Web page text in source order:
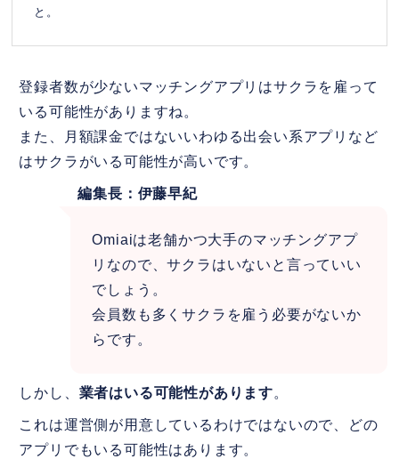
と。
登録者数が少ないマッチングアプリはサクラを雇って
いる可能性がありますね。
また、月額課金ではないいわゆる出会い系アプリなど
はサクラがいる可能性が高いです。
編集長：伊藤早紀
Omiaiは老舗かつ大手のマッチングアプ
リなので、サクラはいないと言っていい
でしょう。
会員数も多くサクラを雇う必要がないか
らです。
しかし、 業者はいる可能性があります。
これは運営側が用意しているわけではないので、どの
アプリでもいる可能性はあります。